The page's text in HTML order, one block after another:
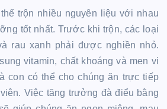
trộn nhiều nguyên liệu với nhau
tốt nhất. Trước khi trộn, các loại
rau xanh phải được nghiền nhỏ.
vitamin, chất khoáng và men vi
con có thể cho chúng ăn trực tiếp
Việc tăng trưởng đà điểu bằng